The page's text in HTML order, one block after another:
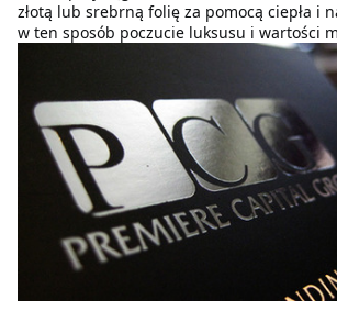
złotą lub srebrną folię za pomocą ciepła i
w ten sposób poczucie luksusu i wartości